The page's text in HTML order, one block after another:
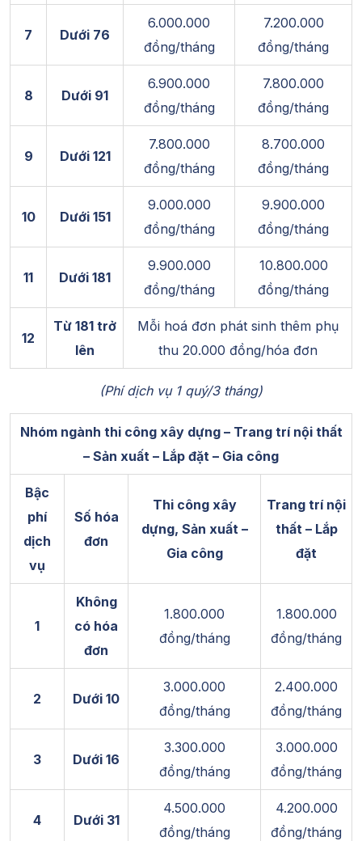
7 Dưới 76
6.000.000
đồng/tháng
7.200.000
đồng/tháng
8 Dưới 91
6.900.000
đồng/tháng
7.800.000
đồng/tháng
9 Dưới 121
7.800.000
đồng/tháng
8.700.000
đồng/tháng
10 Dưới 151
9.000.000
đồng/tháng
9.900.000
đồng/tháng
11 Dưới 181
9.900.000
đồng/tháng
10.800.000
đồng/tháng
12
Từ 181 trở
lên
Mỗi hoá đơn phát sinh thêm phụ
thu 20.000 đồng/hóa đơn
(Phí dịch vụ 1 quý/3 tháng)
Nhóm ngành thi công xây dựng – Trang trí nội thất
– Sản xuất – Lắp đặt – Gia công
Bậc
phí
dịch
vụ
Số hóa
đơn
Thi công xây
dựng, Sản xuất –
Gia công
Trang trí nội
thất – Lắp
đặt
1
Không
có hóa
đơn
1.800.000
đồng/tháng
1.800.000
đồng/tháng
2 Dưới 10
3.000.000
đồng/tháng
2.400.000
đồng/tháng
3 Dưới 16
3.300.000
đồng/tháng
3.000.000
đồng/tháng
4 Dưới 31
4.500.000
đồng/tháng
4.200.000
đồng/tháng